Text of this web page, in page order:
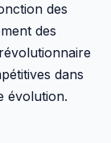
des
des
dans
évolution.